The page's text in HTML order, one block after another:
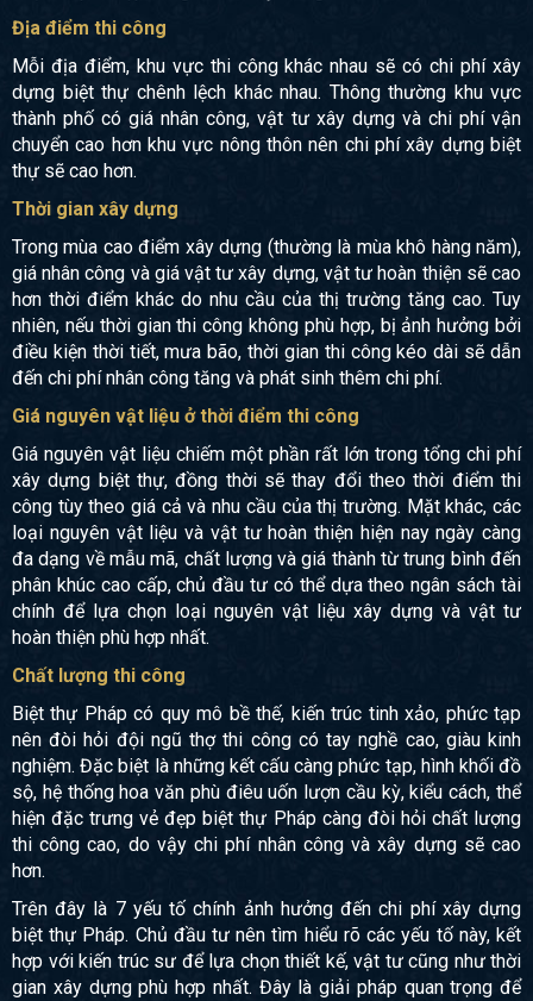
Địa điểm thi công
Mỗi địa điểm, khu vực thi công khác nhau sẽ có chi phí xây
dựng biệt thự chênh lệch khác nhau. Thông thường khu vực
thành phố có giá nhân công, vật tư xây dựng và chi phí vận
chuyển cao hơn khu vực nông thôn nên chi phí xây dựng biệt
thự sẽ cao hơn.
Thời gian xây dựng
Trong mùa cao điểm xây dựng (thường là mùa khô hàng năm),
giá nhân công và giá vật tư xây dựng, vật tư hoàn thiện sẽ cao
hơn thời điểm khác do nhu cầu của thị trường tăng cao. Tuy
nhiên, nếu thời gian thi công không phù hợp, bị ảnh hưởng bởi
điều kiện thời tiết, mưa bão, thời gian thi công kéo dài sẽ dẫn
đến chi phí nhân công tăng và phát sinh thêm chi phí.
Giá nguyên vật liệu ở thời điểm thi công
Giá nguyên vật liệu chiếm một phần rất lớn trong tổng chi phí
xây dựng biệt thự, đồng thời sẽ thay đổi theo thời điểm thi
công tùy theo giá cả và nhu cầu của thị trường. Mặt khác, các
loại nguyên vật liệu và vật tư hoàn thiện hiện nay ngày càng
đa dạng về mẫu mã, chất lượng và giá thành từ trung bình đến
phân khúc cao cấp, chủ đầu tư có thể dựa theo ngân sách tài
chính để lựa chọn loại nguyên vật liệu xây dựng và vật tư
hoàn thiện phù hợp nhất.
Chất lượng thi công
Biệt thự Pháp có quy mô bề thế, kiến trúc tinh xảo, phức tạp
nên đòi hỏi đội ngũ thợ thi công có tay nghề cao, giàu kinh
nghiệm. Đặc biệt là những kết cấu càng phức tạp, hình khối đồ
sộ, hệ thống hoa văn phù điêu uốn lượn cầu kỳ, kiểu cách, thể
hiện đặc trưng vẻ đẹp biệt thự Pháp càng đòi hỏi chất lượng
thi công cao, do vậy chi phí nhân công và xây dựng sẽ cao
hơn.
Trên đây là 7 yếu tố chính ảnh hưởng đến chi phí xây dựng
biệt thự Pháp. Chủ đầu tư nên tìm hiểu rõ các yếu tố này, kết
hợp với kiến trúc sư để lựa chọn thiết kế, vật tư cũng như thời
gian xây dựng phù hợp nhất. Đây là giải pháp quan trọng để